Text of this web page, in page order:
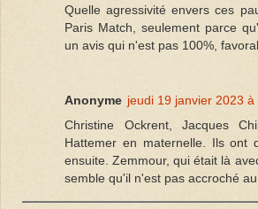
Quelle agressivité envers ces
Paris Match, seulement parce
un avis qui n'est pas 100%,
Anonyme jeudi 19 janvier 2023
Christine Ockrent, Jacques
Hattemer en maternelle. Ils ont
ensuite. Zemmour, qui était là
semble qu'il n'est pas accroché